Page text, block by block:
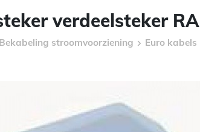
verdeelsteker RA
Bekabeling stroomvoorziening Euro kabels